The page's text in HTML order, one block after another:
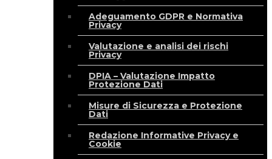
Adeguamento GDPR e Normativa
Privacy
Valutazione e analisi dei rischi
Privacy
DPIA – Valutazione Impatto
Protezione Dati
Misure di Sicurezza e Protezione
Dati
Redazione Informative Privacy e
Cookie